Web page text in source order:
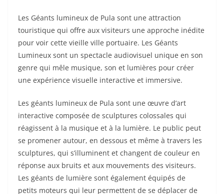
Les Géants lumineux de Pula sont une attraction
touristique qui offre aux visiteurs une approche inédite
pour voir cette vieille ville portuaire. Les Géants
Lumineux sont un spectacle audiovisuel unique en son
genre qui mêle musique, son et lumières pour créer
une expérience visuelle interactive et immersive.
Les géants lumineux de Pula sont une œuvre d’art
interactive composée de sculptures colossales qui
réagissent à la musique et à la lumière. Le public peut
se promener autour, en dessous et même à travers les
sculptures, qui s’illuminent et changent de couleur en
réponse aux bruits et aux mouvements des visiteurs.
Les géants de lumière sont également équipés de
petits moteurs qui leur permettent de se déplacer de